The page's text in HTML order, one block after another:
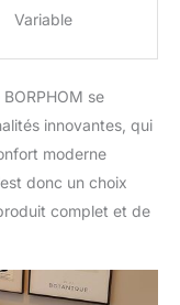
Variable
se
innovantes, qui
moderne
donc un choix
complet et de